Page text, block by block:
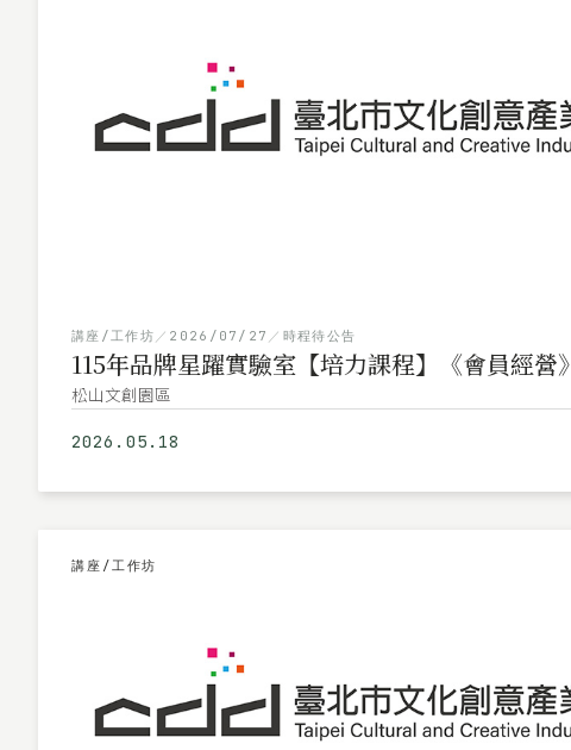
講座/工作坊 ／ 2026/07/27 ／ 時程待公告
115年品牌星躍實驗室【培力課程】《會員經營》
松山文創園區
2026.05.18
講座/工作坊